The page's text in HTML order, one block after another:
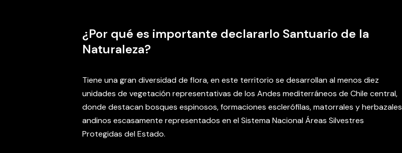
¿Por qué es importante declararlo Santuario de la
Naturaleza?
Tiene una gran diversidad de flora, en este territorio se desarrollan al menos diez
unidades de vegetación representativas de los Andes mediterráneos de Chile central,
donde destacan bosques espinosos, formaciones esclerófilas, matorrales y herbazales
andinos escasamente representados en el Sistema Nacional Áreas Silvestres
Protegidas del Estado.